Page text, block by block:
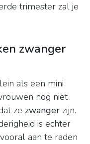
trimester zal je
zwanger
als een mini
nog niet
ze zwanger zijn.
is echter
aan te raden